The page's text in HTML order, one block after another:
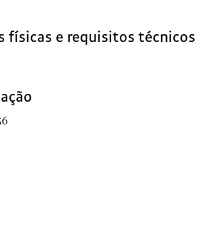
físicas e requisitos técnicos